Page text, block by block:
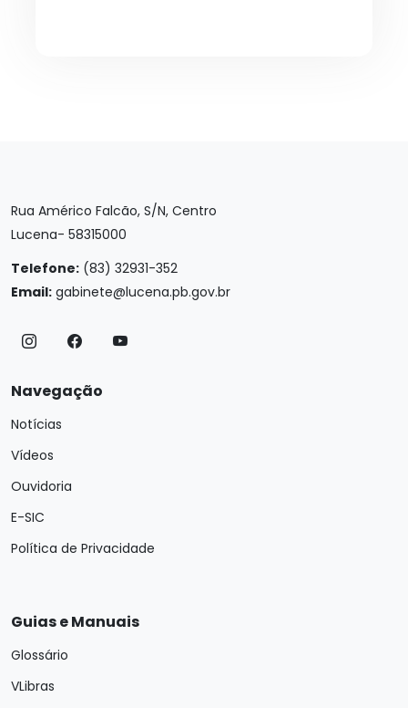
Rua Américo Falcão, S/N, Centro
Lucena- 58315000
Telefone: (83) 32931-352
Email: gabinete@lucena.pb.gov.br
Navegação
Notícias
Vídeos
Ouvidoria
E-SIC
Política de Privacidade
Guias e Manuais
Glossário
VLibras